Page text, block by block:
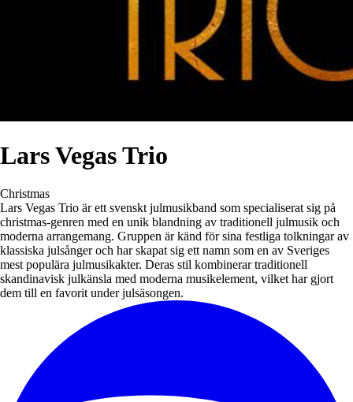
Lars Vegas Trio
Christmas
Lars Vegas Trio är ett svenskt julmusikband som specialiserat sig på
christmas-genren med en unik blandning av traditionell julmusik och
moderna arrangemang. Gruppen är känd för sina festliga tolkningar av
klassiska julsånger och har skapat sig ett namn som en av Sveriges
mest populära julmusikakter. Deras stil kombinerar traditionell
skandinavisk julkänsla med moderna musikelement, vilket har gjort
dem till en favorit under julsäsongen.